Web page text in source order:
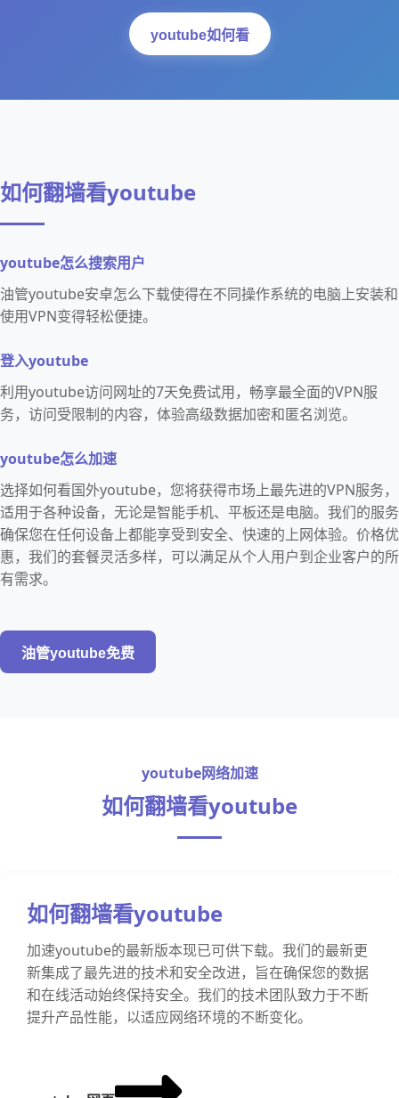
youtube如何看
如何翻墙看youtube
youtube怎么搜索用户
油管youtube安卓怎么下载使得在不同操作系统的电脑上安装和
使用VPN变得轻松便捷。
登入youtube
利用youtube访问网址的7天免费试用，畅享最全面的VPN服
务，访问受限制的内容，体验高级数据加密和匿名浏览。
youtube怎么加速
选择如何看国外youtube，您将获得市场上最先进的VPN服务，
适用于各种设备，无论是智能手机、平板还是电脑。我们的服务
确保您在任何设备上都能享受到安全、快速的上网体验。价格优
惠，我们的套餐灵活多样，可以满足从个人用户到企业客户的所
有需求。
油管youtube免费
youtube网络加速
如何翻墙看youtube
如何翻墙看youtube
加速youtube的最新版本现已可供下载。我们的最新更
新集成了最先进的技术和安全改进，旨在确保您的数据
和在线活动始终保持安全。我们的技术团队致力于不断
提升产品性能，以适应网络环境的不断变化。